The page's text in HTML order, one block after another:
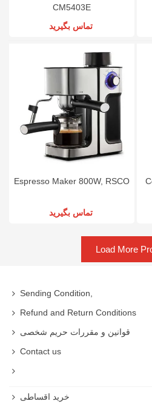
CM5403E
تماس بگیرید
Espresso Maker 800W, RSCO
تماس بگیرید
Load More
Sending Condition,
Refund and Return Conditions
قوانین و مقررات حریم شخصی
Contact us
خرید اقساطی